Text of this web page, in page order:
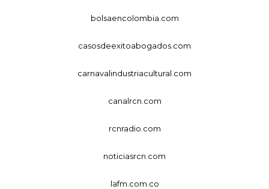
bolsaencolombia.com
casosdeexitoabogados.com
carnavalindustriacultural.com
canalrcn.com
rcnradio.com
noticiasrcn.com
lafm.com.co